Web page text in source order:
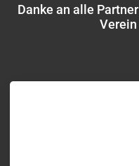
Danke an alle